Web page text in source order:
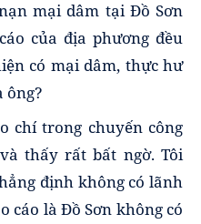
mại dâm tại Đồ Sơn
của địa phương đều
có mại dâm, thực hư
ông?
chí trong chuyến công
thấy rất bất ngờ. Tôi
định không có lãnh
cáo là Đồ Sơn không có